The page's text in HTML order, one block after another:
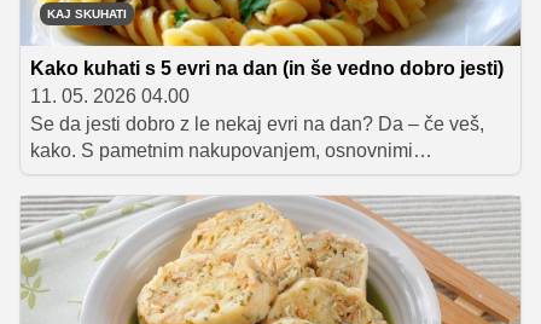
KAJ SKUHATI
Kako kuhati s 5 evri na dan (in še vedno dobro jesti)
11. 05. 2026 04.00
Se da jesti dobro z le nekaj evri na dan? Da – če veš,
kako. S pametnim nakupovanjem, osnovnimi
sestavinami in nekaj hitrimi recepti lahko tudi študenti
brez težav pripravijo okusne, nasitne in raznolike
obroke, ne da bi presegli dnevni proračun.